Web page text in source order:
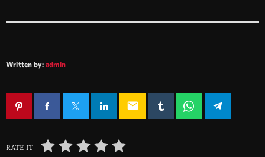
Written by: admin
email
RATE IT